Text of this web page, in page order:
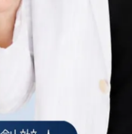
免乾燥脫妝，同時抗氧化成
的刺激，選擇低敏、無致痘